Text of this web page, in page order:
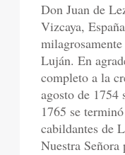
Don Juan de
Vizcaya,
Luján. En
completo a la
agosto de
1765 se
cabildantes de
Nuestra